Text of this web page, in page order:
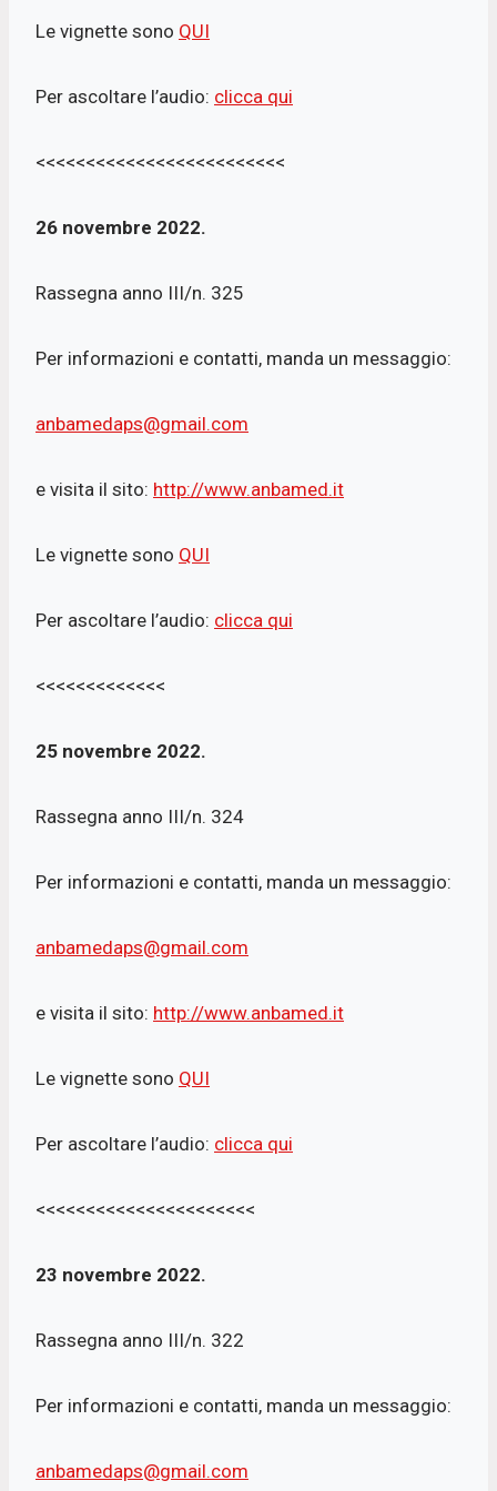
Le vignette sono QUI
Per ascoltare l’audio: clicca qui
<<<<<<<<<<<<<<<<<<<<<<<<<
26 novembre 2022.
Rassegna anno III/n. 325
Per informazioni e contatti, manda un messaggio:
anbamedaps@gmail.com
e visita il sito: http://www.anbamed.it
Le vignette sono QUI
Per ascoltare l’audio: clicca qui
<<<<<<<<<<<<<
25 novembre 2022.
Rassegna anno III/n. 324
Per informazioni e contatti, manda un messaggio:
anbamedaps@gmail.com
e visita il sito: http://www.anbamed.it
Le vignette sono QUI
Per ascoltare l’audio: clicca qui
<<<<<<<<<<<<<<<<<<<<<<
23 novembre 2022.
Rassegna anno III/n. 322
Per informazioni e contatti, manda un messaggio:
anbamedaps@gmail.com